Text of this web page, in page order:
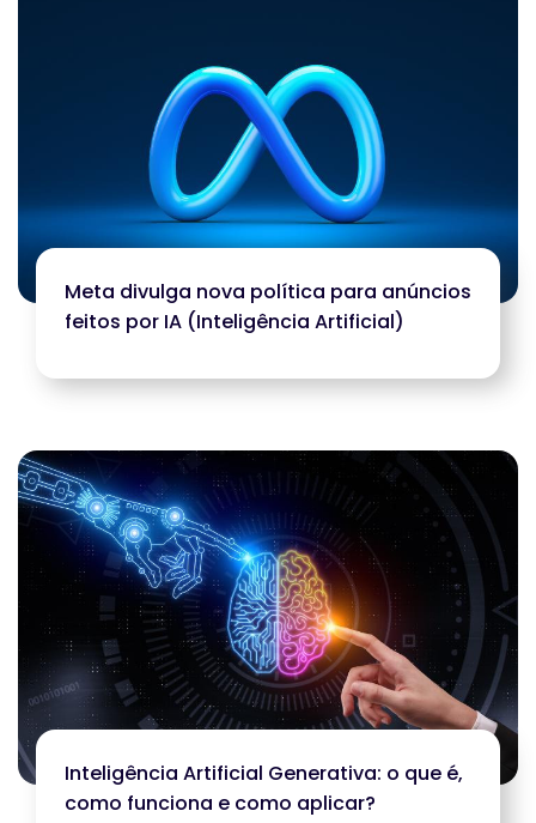
Meta divulga nova política para anúncios
feitos por IA (Inteligência Artificial)
Inteligência Artificial Generativa: o que é,
como funciona e como aplicar?